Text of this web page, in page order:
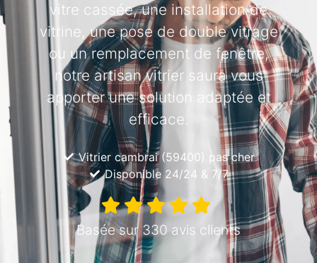
vitre cassée, une installation de
vitrine, une pose de double vitrage
ou un remplacement de fenêtre,
notre artisan vitrier saura vous
apporter une solution adaptée et
efficace.
Vitrier cambrai (59400) pas cher
Disponible 24/24 & 7/7
Basée sur 330 avis clients